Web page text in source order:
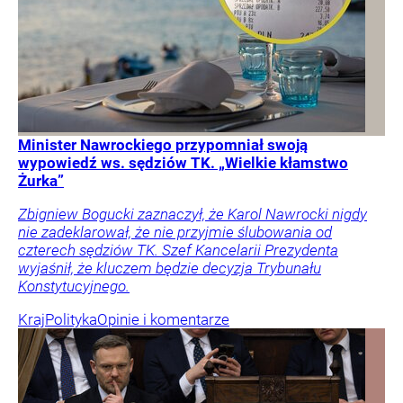
Minister Nawrockiego przypomniał swoją
wypowiedź ws. sędziów TK. „Wielkie kłamstwo
Żurka”
Zbigniew Bogucki zaznaczył, że Karol Nawrocki nigdy
nie zadeklarował, że nie przyjmie ślubowania od
czterech sędziów TK. Szef Kancelarii Prezydenta
wyjaśnił, że kluczem będzie decyzja Trybunału
Konstytucyjnego.
KrajPolitykaOpinie i komentarze